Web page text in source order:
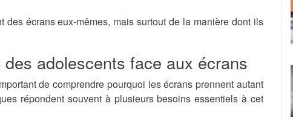
écrans eux-mêmes, mais surtout de la manière dont ils
adolescents face aux écrans
de comprendre pourquoi les écrans prennent autant
répondent souvent à plusieurs besoins essentiels à cet